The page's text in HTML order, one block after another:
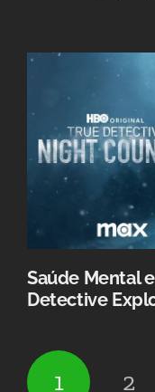
Saúde Mental
Detective
1 2